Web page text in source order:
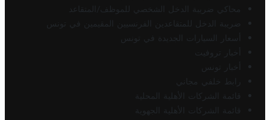
محاكي ضريبة الدخل الشخصي للموظف/المتقاعد
ضريبة الدخل للمتقاعدين الفرنسيين المقيمين في تونس
أسعار السيارات الجديدة في تونس
أخبار تروفيت
أخبار تونس
رابط خلفي مجاني
قائمة الشركات الأهلية المحلية
قائمة الشركات الأهلية الجهوية